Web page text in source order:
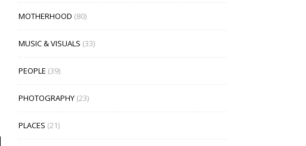
MOTHERHOOD (80)
MUSIC & VISUALS (33)
PEOPLE (39)
PHOTOGRAPHY (23)
PLACES (21)